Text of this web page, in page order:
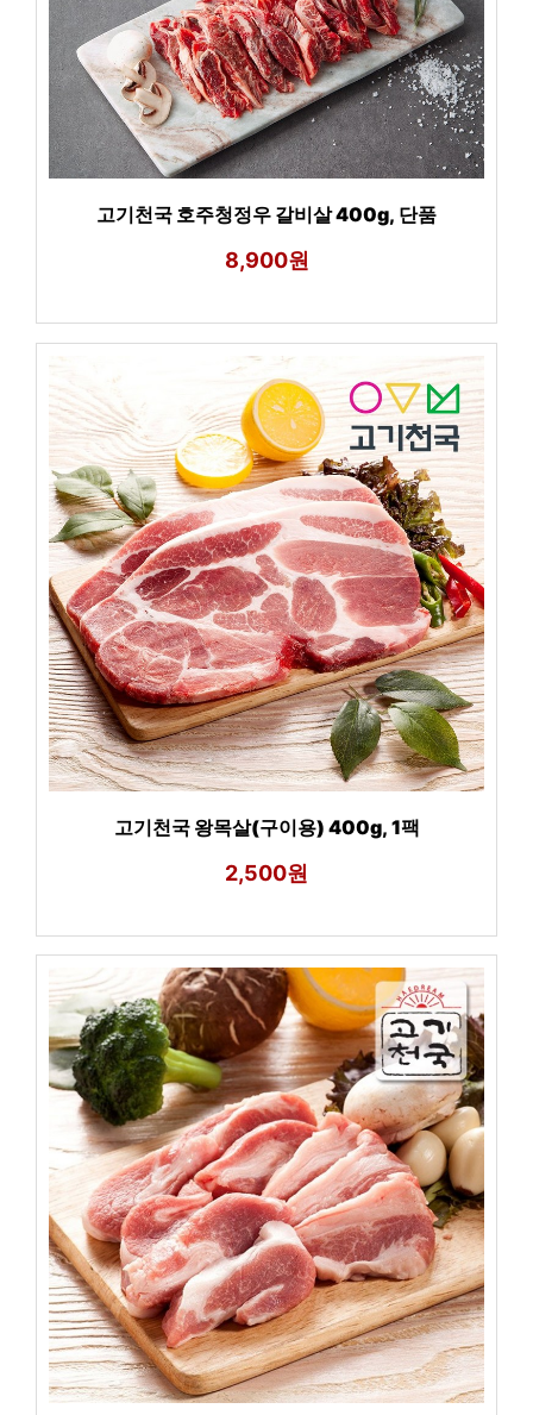
고기천국 호주청정우 갈비살 400g, 단품
8,900원
고기천국 왕목살(구이용) 400g, 1팩
2,500원